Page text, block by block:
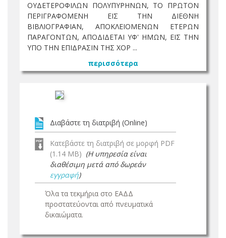
ΟΥΔΕΤΕΡΟΦΙΛΩΝ ΠΟΛΥΠΥΡΗΝΩΝ, ΤΟ ΠΡΩΤΟΝ
ΠΕΡΙΓΡΑΦΟΜΕΝΗ ΕΙΣ ΤΗΝ ΔΙΕΘΝΗ
ΒΙΒΛΙΟΓΡΑΦΙΑΝ, ΑΠΟΚΛΕΙΟΜΕΝΩΝ ΕΤΕΡΩΝ
ΠΑΡΑΓΟΝΤΩΝ, ΑΠΟΔΙΔΕΤΑΙ ΥΦ' ΗΜΩΝ, ΕΙΣ ΤΗΝ
ΥΠΟ ΤΗΝ ΕΠΙΔΡΑΣΙΝ ΤΗΣ ΧΟΡ ...
περισσότερα
Διαβάστε τη διατριβή (Online)
Κατεβάστε τη διατριβή σε μορφή PDF
(1.14 MB) (Η υπηρεσία είναι
διαθέσιμη μετά από δωρεάν
εγγραφή)
Όλα τα τεκμήρια στο ΕΑΔΔ
προστατεύονται από πνευματικά
δικαιώματα.